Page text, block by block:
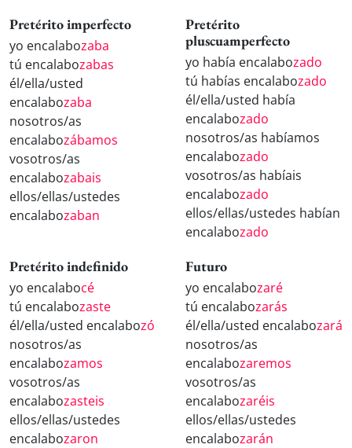
Pretérito imperfecto
yo encalabozaba
tú encalabozabas
él/ella/usted
encalabozaba
nosotros/as
encalabozábamos
vosotros/as
encalabozabais
ellos/ellas/ustedes
encalabozaban
Pretérito
pluscuamperfecto
yo había encalabozado
tú habías encalabozado
él/ella/usted había
encalabozado
nosotros/as habíamos
encalabozado
vosotros/as habíais
encalabozado
ellos/ellas/ustedes habían
encalabozado
Pretérito indefinido
yo encalabocé
tú encalabozaste
él/ella/usted encalabozó
nosotros/as
encalabozamos
vosotros/as
encalabozasteis
ellos/ellas/ustedes
encalabozaron
Futuro
yo encalabozaré
tú encalabozarás
él/ella/usted encalabozará
nosotros/as
encalabozaremos
vosotros/as
encalabozaréis
ellos/ellas/ustedes
encalabozarán